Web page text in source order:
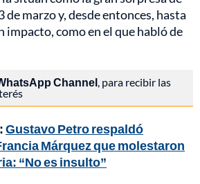
de marzo y, desde entonces, hasta
impacto, como en el que habló de
Channel, para recibir las
Gustavo Petro respaldó
Márquez que molestaron
“No es insulto”